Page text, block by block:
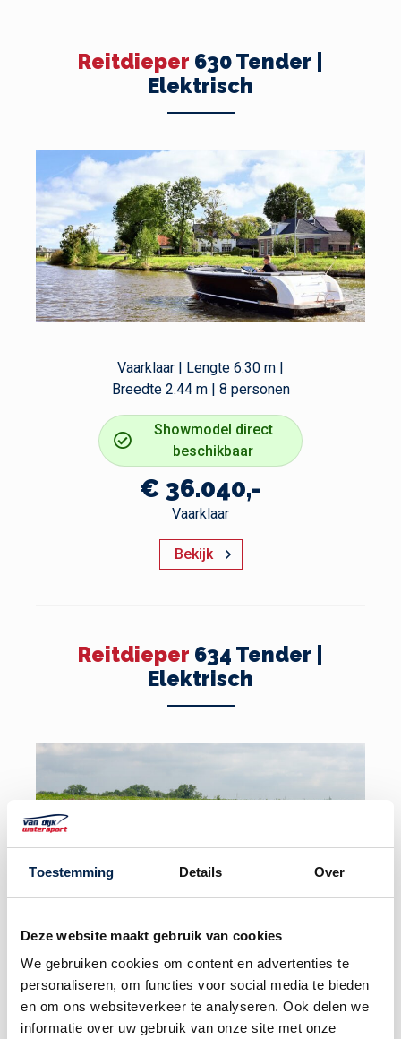
Toestemming Details Over
Deze website maakt gebruik van cookies
We gebruiken cookies om content en advertenties te
personaliseren, om functies voor social media te bieden
en om ons websiteverkeer te analyseren. Ook delen we
informatie over uw gebruik van onze site met onze
Vaarklaar | Lengte 6.30 m |
Breedte 2.44 m | 8 personen
Showmodel direct
beschikbaar
€ 36.040,-
Vaarklaar
Bekijk
Reitdieper 630 Tender |
Elektrisch
Vaarklaar | Lengte 6.30 m |
Breedte 2.44 m | 8 personen
Showmodel direct
Reitdieper 634 Tender |
Elektrisch